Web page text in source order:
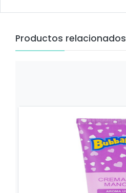
Productos relacionados